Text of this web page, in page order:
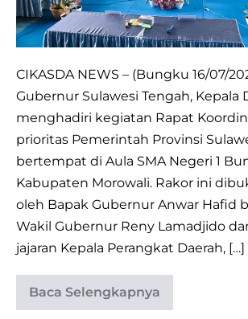
Program
Prioritas
Berani
di
Morowali
CIKASDA NEWS – (Bungku 16/07/
Gubernur Sulawesi Tengah, Kepala
menghadiri kegiatan Rapat
prioritas Pemerintah Provinsi
bertempat di Aula SMA Negeri 1
Kabupaten Morowali. Rakor ini
oleh Bapak Gubernur Anwar Hafid
Wakil Gubernur Reny Lamadjido
jajaran Kepala Perangkat Daerah, […]
Baca Selengkapnya
Kepala
Dinas